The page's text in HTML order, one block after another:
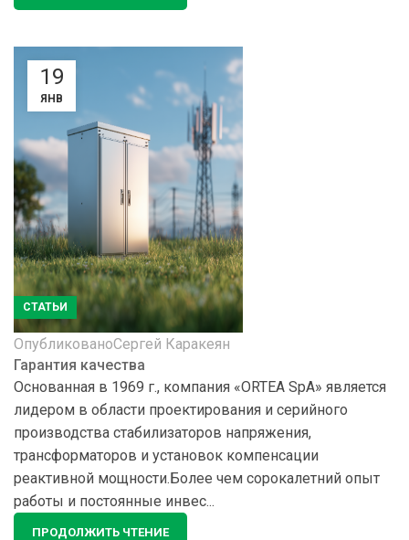
19
ЯНВ
СТАТЬИ
ОпубликованоСергей Каракеян
Гарантия качества
Основанная в 1969 г., компания «ORTEA SpA» является
лидером в области проектирования и серийного
производства стабилизаторов напряжения,
трансформаторов и установок компенсации
реактивной мощности.Более чем сорокалетний опыт
работы и постоянные инвес...
ПРОДОЛЖИТЬ ЧТЕНИЕ